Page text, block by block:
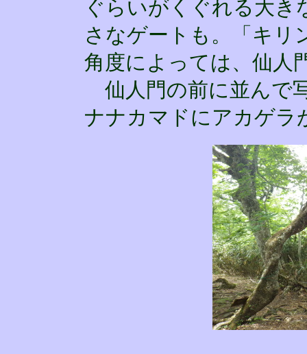
ぐらいがくぐれる大き
さなゲートも。「キリ
角度によっては、仙人
仙人門の前に並んで
ナナカマドにアカゲラ